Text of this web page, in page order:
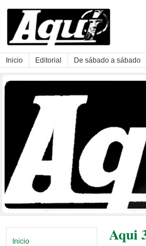
Inicio Editorial De sábado a sábado
Inicio
Aqui